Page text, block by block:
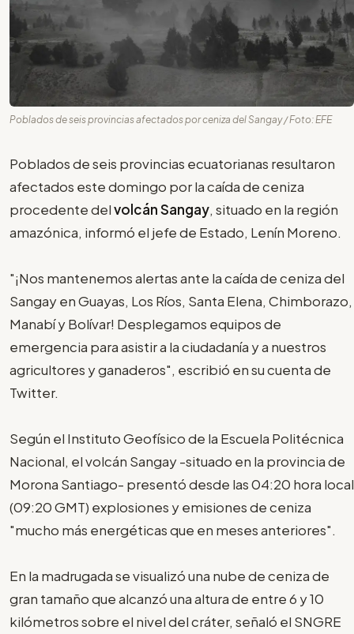
Poblados de seis provincias afectados por ceniza del Sangay / Foto: EFE
Poblados de seis provincias ecuatorianas resultaron
afectados este domingo por la caída de ceniza
procedente delvolcán Sangay, situado en la región
amazónica, informó el jefe de Estado, Lenín Moreno.
"¡Nos mantenemos alertas ante la caída de ceniza del
Sangay en Guayas, Los Ríos, Santa Elena, Chimborazo,
Manabí y Bolívar! Desplegamos equipos de
emergencia para asistir a la ciudadanía y a nuestros
agricultores y ganaderos", escribió en su cuenta de
Twitter.
Según el Instituto Geofísico de la Escuela Politécnica
Nacional, el volcán Sangay -situado en la provincia de
Morona Santiago- presentó desde las 04:20 hora local
(09:20 GMT) explosiones y emisiones de ceniza
"mucho más energéticas que en meses anteriores".
En la madrugada se visualizó una nube de ceniza de
gran tamaño que alcanzó una altura de entre 6 y 10
kilómetros sobre el nivel del cráter, señaló el SNGRE